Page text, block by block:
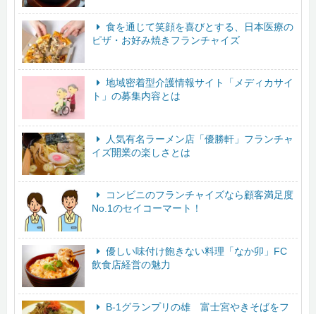
食を通じて笑顔を喜びとする、日本医療の
ピザ・お好み焼きフランチャイズ
地域密着型介護情報サイト「メディカサイ
ト」の募集内容とは
人気有名ラーメン店「優勝軒」フランチャ
イズ開業の楽しさとは
コンビニのフランチャイズなら顧客満足度
No.1のセイコーマート！
優しい味付け飽きない料理「なか卯」FC
飲食店経営の魅力
B-1グランプリの雄 富士宮やきそばをフ